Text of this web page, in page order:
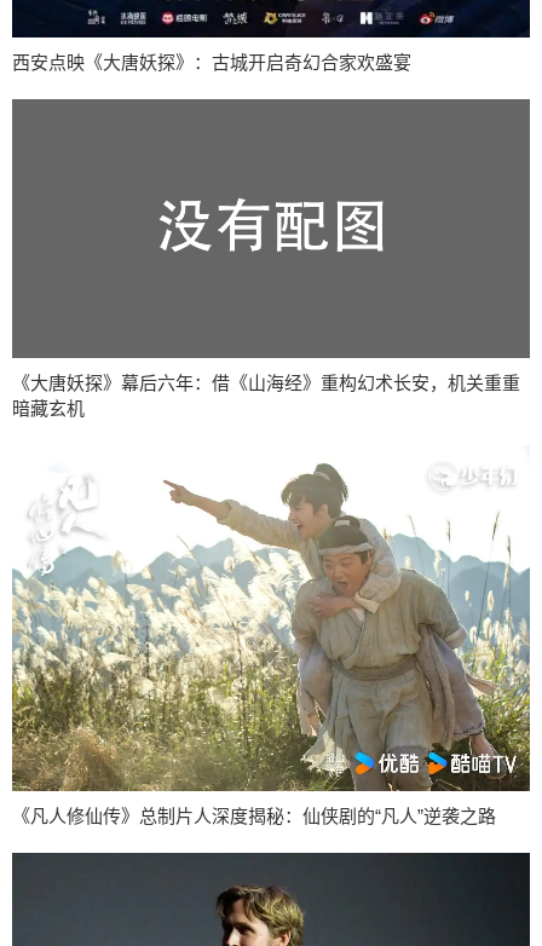
西安点映《大唐妖探》：古城开启奇幻合家欢盛宴
《大唐妖探》幕后六年：借《山海经》重构幻术长安，机关重重
暗藏玄机
《凡人修仙传》总制片人深度揭秘：仙侠剧的“凡人”逆袭之路